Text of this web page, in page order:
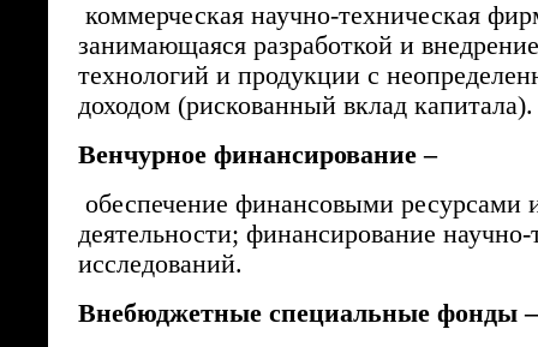
коммерческая научно-техническая
занимающаяся разработкой и
технологий и продукции с
доходом (рискованный вклад капитала).
Венчурное финансирование –
обеспечение финансовыми ресурсами
деятельности; финансирование
исследований.
Внебюджетные специальные фонды –